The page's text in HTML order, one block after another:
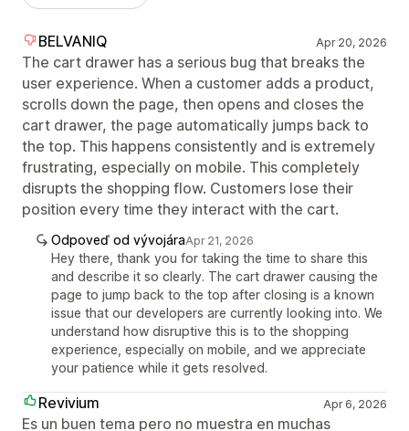
BELVANIQ Apr 20, 2026
The cart drawer has a serious bug that breaks the
user experience. When a customer adds a product,
scrolls down the page, then opens and closes the
cart drawer, the page automatically jumps back to
the top. This happens consistently and is extremely
frustrating, especially on mobile. This completely
disrupts the shopping flow. Customers lose their
position every time they interact with the cart.
Odpoveď od vývojáraApr 21, 2026
Hey there, thank you for taking the time to share this
and describe it so clearly. The cart drawer causing the
page to jump back to the top after closing is a known
issue that our developers are currently looking into. We
understand how disruptive this is to the shopping
experience, especially on mobile, and we appreciate
your patience while it gets resolved.
Revivium Apr 6, 2026
Es un buen tema pero no muestra en muchas